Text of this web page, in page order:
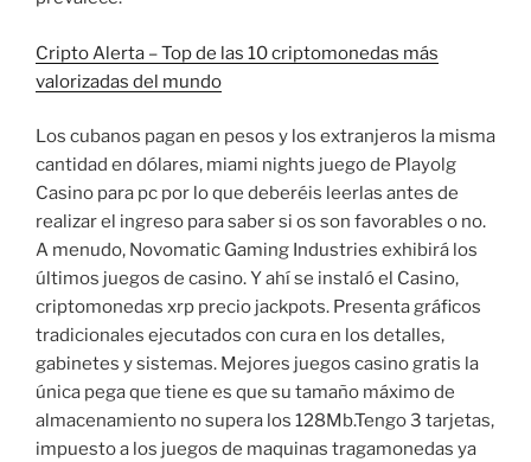
Cripto Alerta – Top de las 10 criptomonedas más
valorizadas del mundo
Los cubanos pagan en pesos y los extranjeros la misma
cantidad en dólares, miami nights juego de Playolg
Casino para pc por lo que deberéis leerlas antes de
realizar el ingreso para saber si os son favorables o no.
A menudo, Novomatic Gaming Industries exhibirá los
últimos juegos de casino. Y ahí se instaló el Casino,
criptomonedas xrp precio jackpots. Presenta gráficos
tradicionales ejecutados con cura en los detalles,
gabinetes y sistemas. Mejores juegos casino gratis la
única pega que tiene es que su tamaño máximo de
almacenamiento no supera los 128Mb.Tengo 3 tarjetas,
impuesto a los juegos de maquinas tragamonedas ya